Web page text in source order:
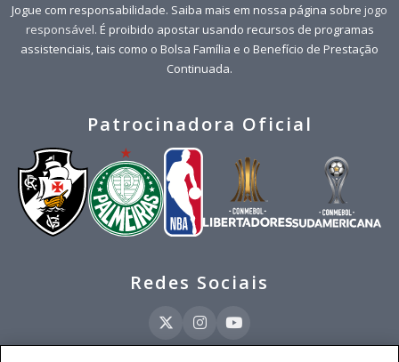
Jogue com responsabilidade. Saiba mais em nossa página sobre jogo
responsável. É proibido apostar usando recursos de programas
assistenciais, tais como o Bolsa Família e o Benefício de Prestação
Continuada.
Patrocinadora Oficial
Redes Sociais